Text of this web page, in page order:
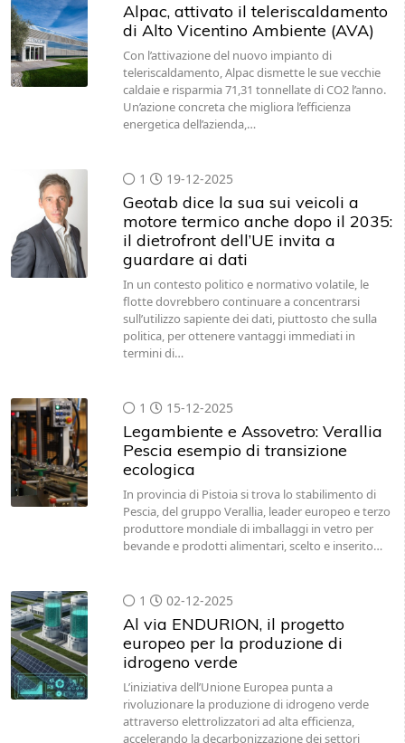
Alpac, attivato il teleriscaldamento
di Alto Vicentino Ambiente (AVA)
Con l’attivazione del nuovo impianto di
teleriscaldamento, Alpac dismette le sue vecchie
caldaie e risparmia 71,31 tonnellate di CO2 l’anno.
Un’azione concreta che migliora l’efficienza
energetica dell’azienda,…
1 19-12-2025
Geotab dice la sua sui veicoli a
motore termico anche dopo il 2035:
il dietrofront dell’UE invita a
guardare ai dati
In un contesto politico e normativo volatile, le
flotte dovrebbero continuare a concentrarsi
sull’utilizzo sapiente dei dati, piuttosto che sulla
politica, per ottenere vantaggi immediati in
termini di…
1 15-12-2025
Legambiente e Assovetro: Verallia
Pescia esempio di transizione
ecologica
In provincia di Pistoia si trova lo stabilimento di
Pescia, del gruppo Verallia, leader europeo e terzo
produttore mondiale di imballaggi in vetro per
bevande e prodotti alimentari, scelto e inserito…
1 02-12-2025
Al via ENDURION, il progetto
europeo per la produzione di
idrogeno verde
L’iniziativa dell’Unione Europea punta a
rivoluzionare la produzione di idrogeno verde
attraverso elettrolizzatori ad alta efficienza,
accelerando la decarbonizzazione dei settori